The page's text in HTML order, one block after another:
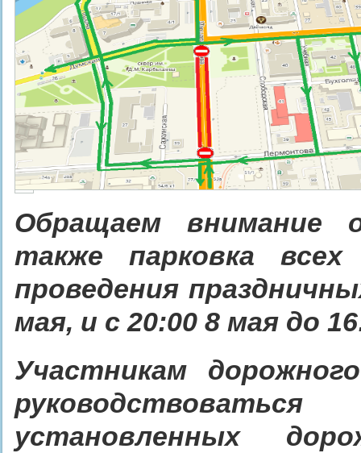
©
Обращаем внимание
также парковка
проведения
мая, и с 20:00 8 мая до
Участникам
установленных